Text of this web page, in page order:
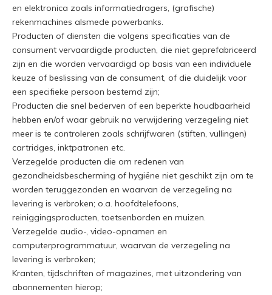
en elektronica zoals informatiedragers, (grafische)
rekenmachines alsmede powerbanks.
Producten of diensten die volgens specificaties van de
consument vervaardigde producten, die niet geprefabriceerd
zijn en die worden vervaardigd op basis van een individuele
keuze of beslissing van de consument, of die duidelijk voor
een specifieke persoon bestemd zijn;
Producten die snel bederven of een beperkte houdbaarheid
hebben en/of waar gebruik na verwijdering verzegeling niet
meer is te controleren zoals schrijfwaren (stiften, vullingen)
cartridges, inktpatronen etc.
Verzegelde producten die om redenen van
gezondheidsbescherming of hygiëne niet geschikt zijn om te
worden teruggezonden en waarvan de verzegeling na
levering is verbroken; o.a. hoofdtelefoons,
reiniggingsproducten, toetsenborden en muizen.
Verzegelde audio-, video-opnamen en
computerprogrammatuur, waarvan de verzegeling na
levering is verbroken;
Kranten, tijdschriften of magazines, met uitzondering van
abonnementen hierop;